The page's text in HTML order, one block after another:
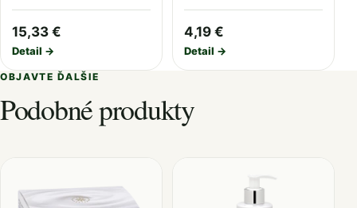
15,33 €
Detail →
4,19 €
Detail →
OBJAVTE ĎALŠIE
Podobné produkty